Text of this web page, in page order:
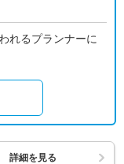
れるプランナーに
詳細を見る